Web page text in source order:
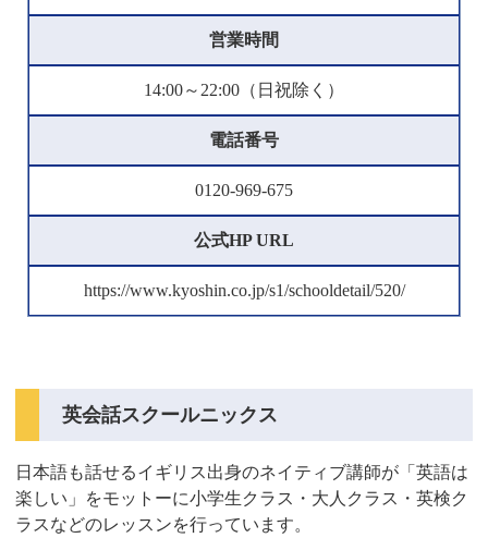
営業時間
14:00～22:00（日祝除く）
電話番号
0120-969-675
公式HP URL
https://www.kyoshin.co.jp/s1/schooldetail/520/
英会話スクールニックス
日本語も話せるイギリス出身のネイティブ講師が「英語は
楽しい」をモットーに小学生クラス・大人クラス・英検ク
ラスなどのレッスンを行っています。